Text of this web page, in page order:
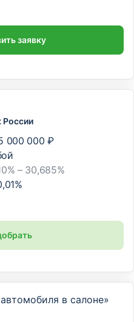
заявку
России
000 000 ₽
– 30,685%
%
в салоне»